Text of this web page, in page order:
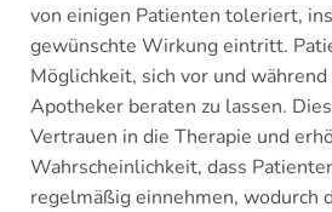
von einigen Patienten toleriert,
gewünschte Wirkung eintritt.
Möglichkeit, sich vor und
Apotheker beraten zu lassen.
Vertrauen in die Therapie und
Wahrscheinlichkeit, dass
regelmäßig einnehmen, wodurch